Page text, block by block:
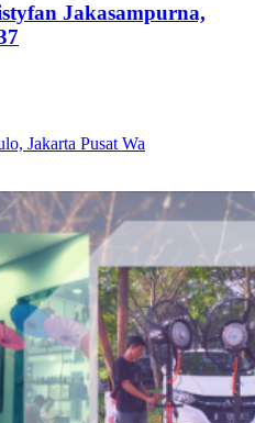
Jakasampurna,
Jakarta Pusat Wa